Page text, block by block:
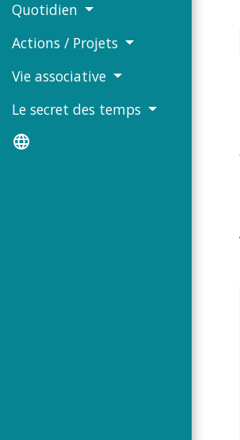
Quotidien
Actions / Projets
Vie associative
Le secret des temps
language